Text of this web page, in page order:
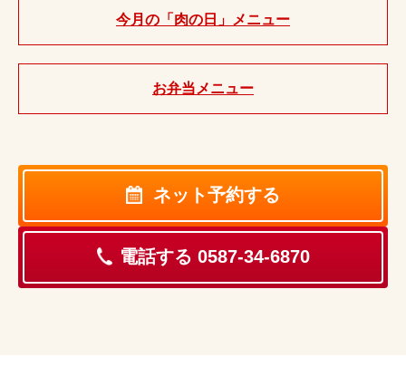
今月の「肉の日」メニュー
お弁当メニュー
ネット予約する
電話する 0587-34-6870